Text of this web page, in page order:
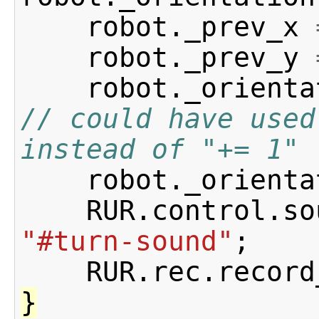
robot . _prev_x
robot . _prev_y
robot .
// could have
instead of "+= 1"
robot .
RUR. control .
"#turn-sound" ;
RUR. rec .
}